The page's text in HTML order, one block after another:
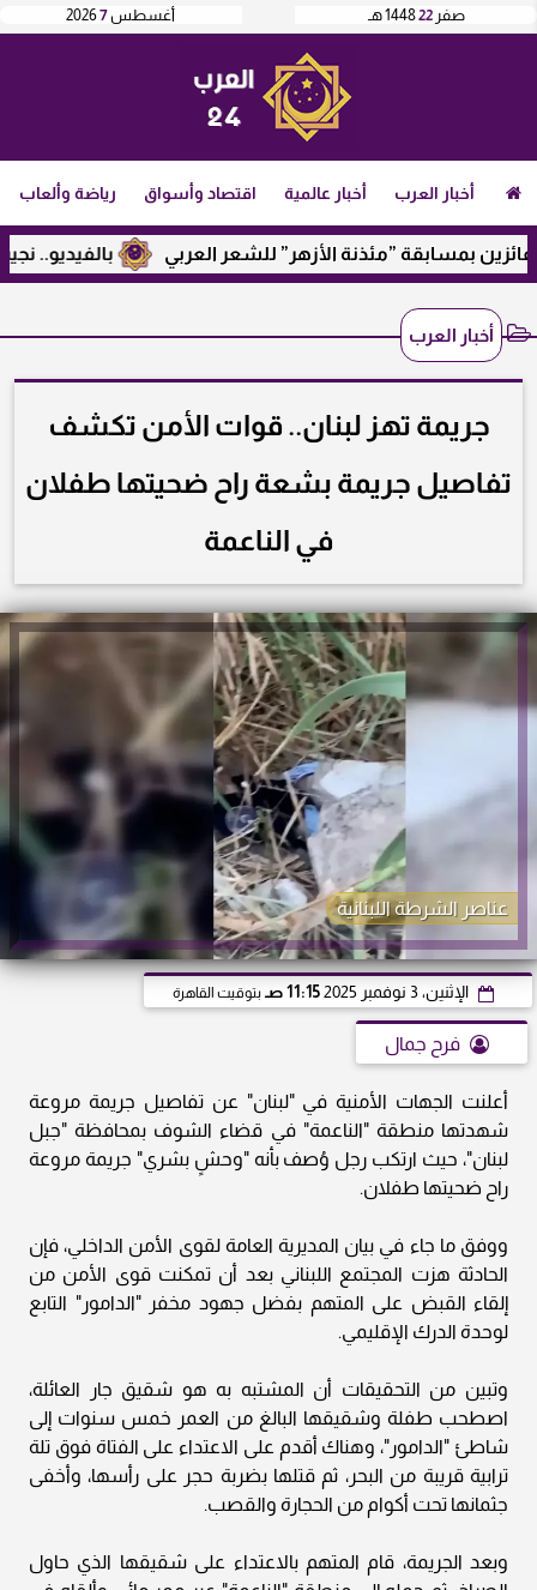
أغسطس7
2026 صفر 221448 هـ
أخبار العرب أخبار عالمية اقتصاد وأسواق رياضة وألعاب
بالفيديو.. نجيب بمسابقة ”مئذنة الأزهر” للشعر العربي
أخبار العرب
جريمة تهز لبنان.. قوات الأمن تكشف
تفاصيل جريمة بشعة راح ضحيتها طفلان
في الناعمة
عناصر الشرطة اللبنانية
الإثنين، 3 نوفمبر 2025 11:15 صـ بتوقيت القاهرة
فرح جمال
أعلنت الجهات الأمنية في "لبنان" عن تفاصيل جريمة مروعة
شهدتها منطقة "الناعمة" في قضاء الشوف بمحافظة "جبل
لبنان"، حيث ارتكب رجل وُصف بأنه "وحشٍ بشري" جريمة مروعة
راح ضحيتها طفلان.
ووفق ما جاء في بيان المديرية العامة لقوى الأمن الداخلي، فإن
الحادثة هزت المجتمع اللبناني بعد أن تمكنت قوى الأمن من
إلقاء القبض على المتهم بفضل جهود مخفر "الدامور" التابع
لوحدة الدرك الإقليمي.
وتبين من التحقيقات أن المشتبه به هو شقيق جار العائلة،
اصطحب طفلة وشقيقها البالغ من العمر خمس سنوات إلى
شاطئ "الدامور"، وهناك أقدم على الاعتداء على الفتاة فوق تلة
ترابية قريبة من البحر، ثم قتلها بضربة حجر على رأسها، وأخفى
جثمانها تحت أكوام من الحجارة والقصب.
وبعد الجريمة، قام المتهم بالاعتداء على شقيقها الذي حاول